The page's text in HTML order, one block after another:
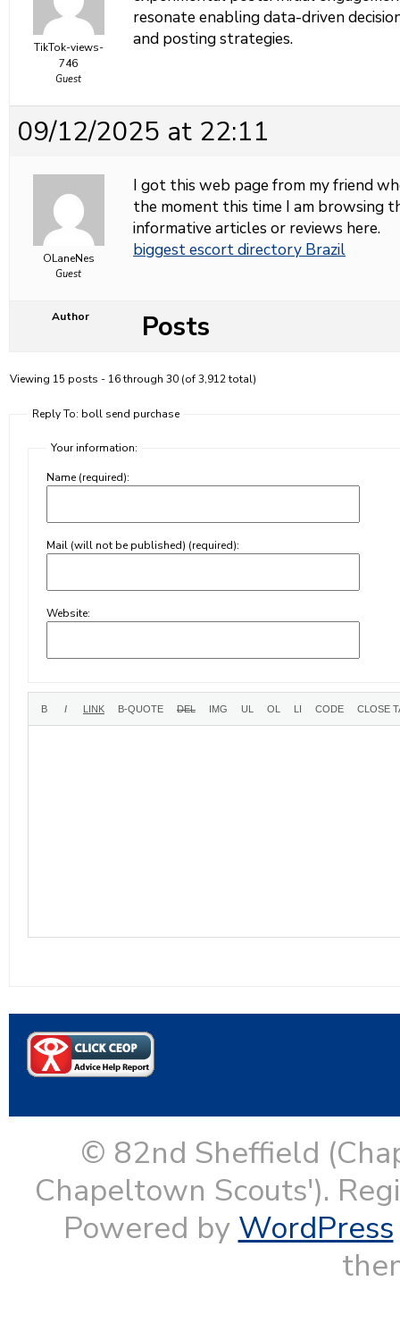
TikTok-views-
746
Guest
resonate enabling data-driven
and posting strategies.
09/12/2025 at 22:11
OLaneNes
Guest
I got this web page from my friend
the moment this time I am browsing
informative articles or reviews here.
biggest escort directory Brazil
Author Posts
Viewing 15 posts - 16 through 30 (of 3,912 total)
Reply To: boll send purchase
Your information:
Name (required):
Mail (will not be published) (required):
Website:
© 82nd Sheffield
Chapeltown Scouts').
Powered by WordPress